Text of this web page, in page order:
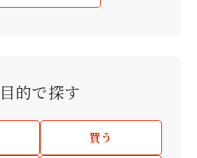
目的で探す
買う